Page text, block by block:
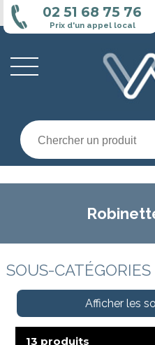
02 51 68 75 76
Prix d'un appel local
SOUS-CATÉGORIES
Afficher les
13 produits
Cookies management panel